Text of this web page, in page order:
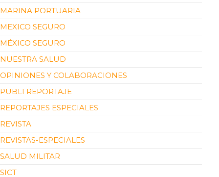
MARINA PORTUARIA
MEXICO SEGURO
MÉXICO SEGURO
NUESTRA SALUD
OPINIONES Y COLABORACIONES
PUBLI REPORTAJE
REPORTAJES ESPECIALES
REVISTA
REVISTAS-ESPECIALES
SALUD MILITAR
SICT